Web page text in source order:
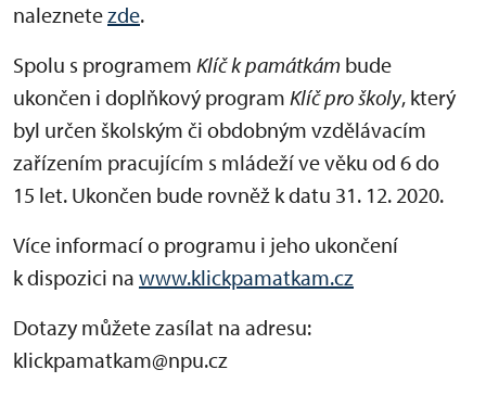
naleznetezde.
Spolu s programem Klíč k památkám bude
ukončen i doplňkový program Klíč pro školy, který
byl určen školským či obdobným vzdělávacím
zařízením pracujícím s mládeží ve věku od 6 do
15 let. Ukončen bude rovněž k datu 31. 12. 2020.
Více informací o programu i jeho ukončení
k dispozici na www.klickpamatkam.cz
Dotazy můžete zasílat na adresu:
klickpamatkam@npu.cz